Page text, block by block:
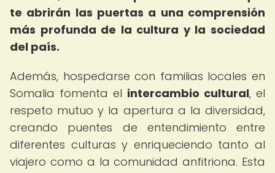
te abrirán las puertas a una comprensión
más profunda de la cultura y la sociedad
del país.
Además, hospedarse con familias locales en
Somalia fomenta el intercambio cultural, el
respeto mutuo y la apertura a la diversidad,
creando puentes de entendimiento entre
diferentes culturas y enriqueciendo tanto al
viajero como a la comunidad anfitriona. Esta